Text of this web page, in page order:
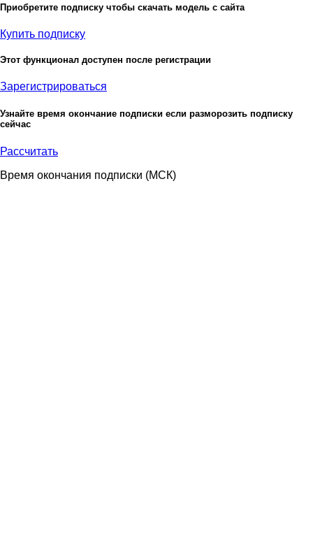
Приобретите подписку чтобы скачать модель с сайта
Купить подписку
Этот функционал доступен после регистрации
Зарегистрироваться
Узнайте время окончание подписки если разморозить подписку
сейчас
Рассчитать
Время окончания подписки (МСК)